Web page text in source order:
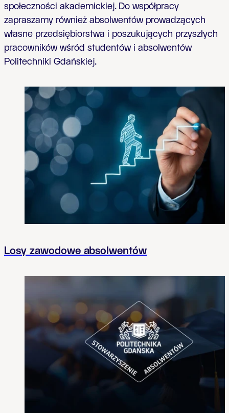
społeczności akademickiej. Do współpracy
zapraszamy również absolwentów prowadzących
własne przedsiębiorstwa i poszukujących przyszłych
pracowników wśród studentów i absolwentów
Politechniki Gdańskiej.
Losy zawodowe absolwentów